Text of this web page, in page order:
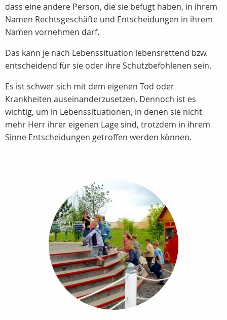
dass eine andere Person, die sie befugt haben, in ihrem
Namen Rechtsgeschäfte und Entscheidungen in ihrem
Namen vornehmen darf.
Das kann je nach Lebenssituation lebensrettend bzw.
entscheidend für sie oder ihre Schutzbefohlenen sein.
Es ist schwer sich mit dem eigenen Tod oder
Krankheiten auseinanderzusetzen. Dennoch ist es
wichtig, um in Lebenssituationen, in denen sie nicht
mehr Herr ihrer eigenen Lage sind, trotzdem in ihrem
Sinne Entscheidungen getroffen werden können.